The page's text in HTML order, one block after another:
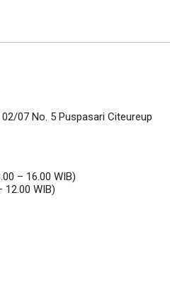
07 No. 5 Puspasari Citeureup
– 16.00 WIB)
12.00 WIB)